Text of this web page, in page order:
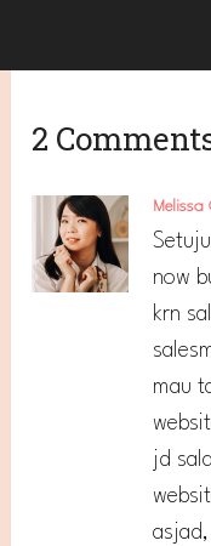
2
Melissa
now
krn
mau
jd